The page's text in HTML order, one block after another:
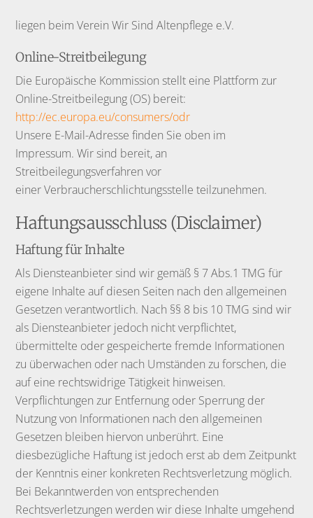
liegen beim Verein Wir Sind Altenpflege e.V.
Online-Streitbeilegung
Die Europäische Kommission stellt eine Plattform zur
Online-Streitbeilegung (OS) bereit:
http://ec.europa.eu/consumers/odr
Unsere E-Mail-Adresse finden Sie oben im
Impressum. Wir sind bereit, an
Streitbeilegungsverfahren vor
einer Verbraucherschlichtungsstelle teilzunehmen.
Haftungsausschluss (Disclaimer)
Haftung für Inhalte
Als Diensteanbieter sind wir gemäß § 7 Abs.1 TMG für
eigene Inhalte auf diesen Seiten nach den allgemeinen
Gesetzen verantwortlich. Nach §§ 8 bis 10 TMG sind wir
als Diensteanbieter jedoch nicht verpflichtet,
übermittelte oder gespeicherte fremde Informationen
zu überwachen oder nach Umständen zu forschen, die
auf eine rechtswidrige Tätigkeit hinweisen.
Verpflichtungen zur Entfernung oder Sperrung der
Nutzung von Informationen nach den allgemeinen
Gesetzen bleiben hiervon unberührt. Eine
diesbezügliche Haftung ist jedoch erst ab dem Zeitpunkt
der Kenntnis einer konkreten Rechtsverletzung möglich.
Bei Bekanntwerden von entsprechenden
Rechtsverletzungen werden wir diese Inhalte umgehend